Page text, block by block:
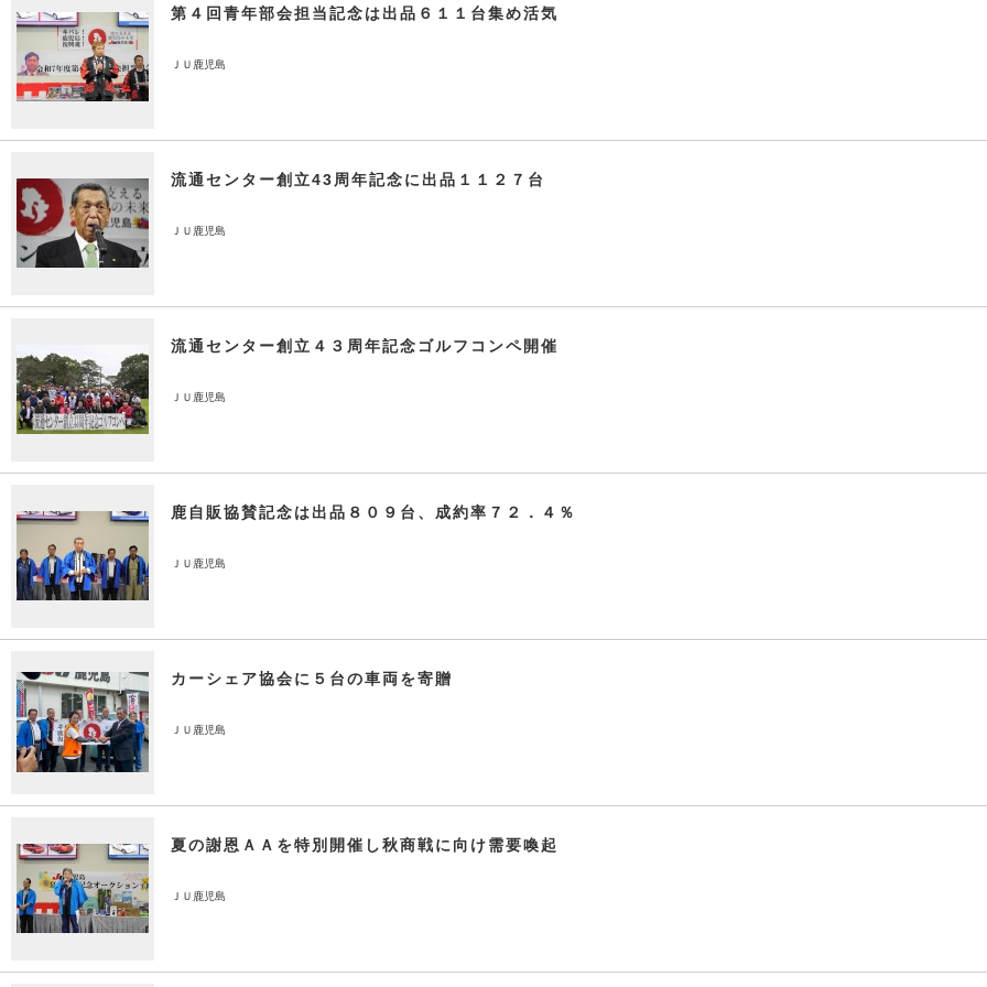
第４回青年部会担当記念は出品６１１台集め活気
ＪＵ鹿児島
流通センター創立43周年記念に出品１１２７台
ＪＵ鹿児島
流通センター創立４３周年記念ゴルフコンペ開催
ＪＵ鹿児島
鹿自販協賛記念は出品８０９台、成約率７２．４％
ＪＵ鹿児島
カーシェア協会に５台の車両を寄贈
ＪＵ鹿児島
夏の謝恩ＡＡを特別開催し秋商戦に向け需要喚起
ＪＵ鹿児島